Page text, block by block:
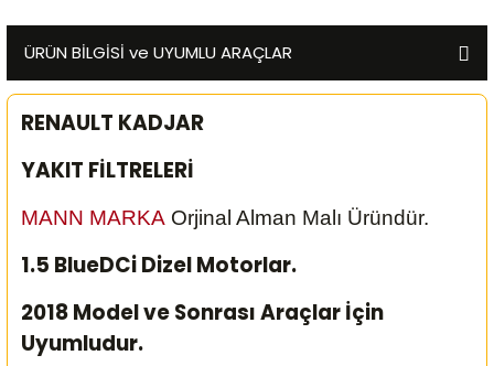
ÜRÜN BİLGİSİ ve UYUMLU ARAÇLAR
RENAULT KADJAR
YAKIT FİLTRELERİ
MANN MARKA Orjinal Alman Malı Üründür.
1.5 BlueDCi Dizel Motorlar.
2018 Model ve Sonrası Araçlar İçin
Uyumludur.